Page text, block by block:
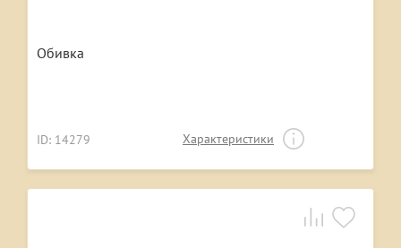
Обивка
ID: 14279 Характеристики